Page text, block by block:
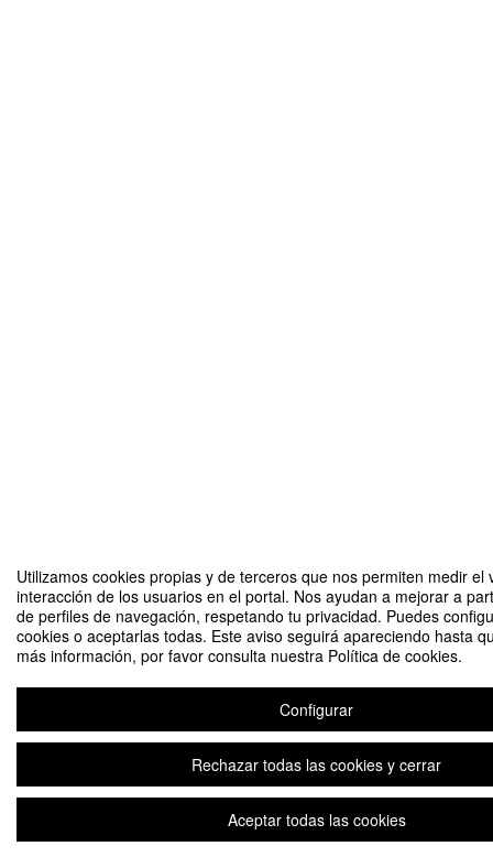
Utilizamos cookies propias y de terceros que nos permiten medir el
interacción de los usuarios en el portal. Nos ayudan a mejorar a
de perfiles de navegación, respetando tu privacidad. Puedes
cookies o aceptarlas todas. Este aviso seguirá apareciendo hasta
más información, por favor consulta nuestra Política de cookies.
Configurar
Rechazar todas las cookies y cerrar
Aceptar todas las cookies